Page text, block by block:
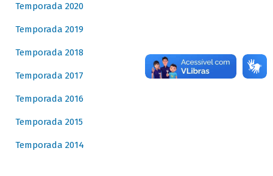
Temporada 2020
Temporada 2019
Temporada 2018
Temporada 2017
Temporada 2016
Temporada 2015
Temporada 2014